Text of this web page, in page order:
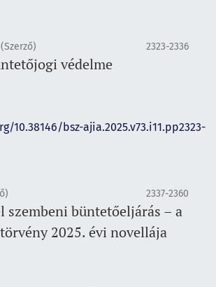
2323-2336
védelme
10.38146/bsz-ajia.2025.v73.i11.pp2323-
2337-2360
szembeni büntetőeljárás – a
2025. évi novellája